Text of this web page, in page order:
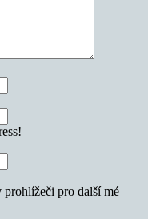
pro další mé